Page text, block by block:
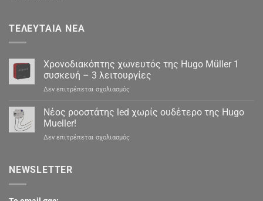
ΤΕΛΕΥΤΑΊΑ ΝΈΑ
Χρονοδιακόπτης χωνευτός της Hugo Müller 1
συσκευή – 3 λειτουργίες
Δεν επιτρέπεται σχολιασμόςστο
χωνευτός
της
Müller
Νέος ροοστάτης led χωρίς ουδέτερο της Hugo
Mueller!
Δεν επιτρέπεται σχολιασμόςστο
NEWSLETTER